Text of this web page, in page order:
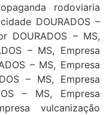
rodoviaria
DOURADOS –
DOURADOS – MS,
– MS, Empresa
– MS, Empresa
– MS, Empresa
– MS, Empresa
vulcanização